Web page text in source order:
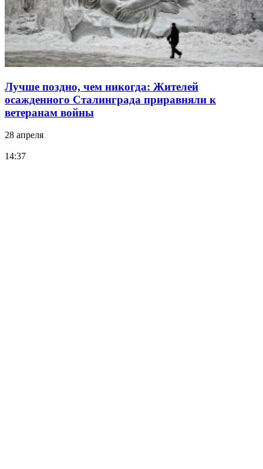
Лучше поздно, чем никогда: Жителей
осажденного Сталинграда приравняли к
ветеранам войны
28 апреля
14:37